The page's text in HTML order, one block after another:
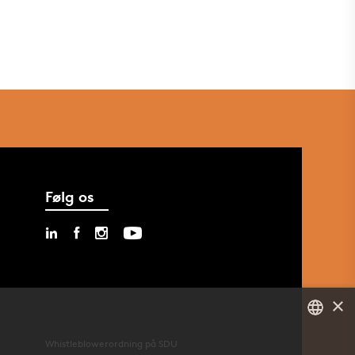
Følg os
Whistleblowerordning på SDU
×